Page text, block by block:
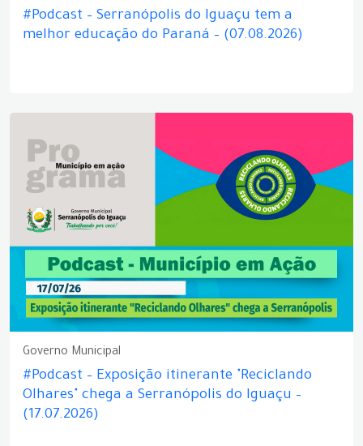
#Podcast – Serranópolis do Iguaçu tem a
melhor educação do Paraná – (07.08.2026)
Governo Municipal
#Podcast – Exposição itinerante "Reciclando
Olhares" chega a Serranópolis do Iguaçu –
(17.07.2026)